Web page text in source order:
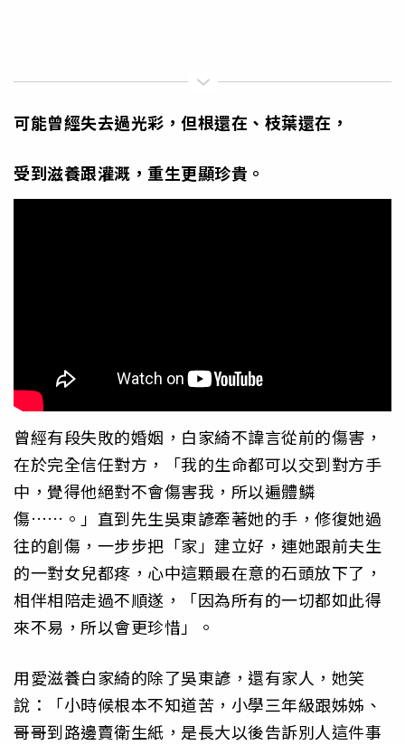
可能曾經失去過光彩，但根還在、枝葉還在，
受到滋養跟灌溉，重生更顯珍貴。
曾經有段失敗的婚姻，白家綺不諱言從前的傷害，
在於完全信任對方，「我的生命都可以交到對方手
中，覺得他絕對不會傷害我，所以遍體鱗
傷……。」直到先生吳東諺牽著她的手，修復她過
往的創傷，一步步把「家」建立好，連她跟前夫生
的一對女兒都疼，心中這顆最在意的石頭放下了，
相伴相陪走過不順遂，「因為所有的一切都如此得
來不易，所以會更珍惜」。
用愛滋養白家綺的除了吳東諺，還有家人，她笑
說：「小時候根本不知道苦，小學三年級跟姊姊、
哥哥到路邊賣衛生紙，是長大以後告訴別人這件事